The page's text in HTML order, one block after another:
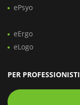
ePsyo
eErgo
eLogo
PER PROFESSIONISTI